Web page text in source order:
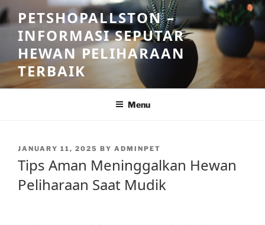
Skip
to
content
PETSHOPALLSTON –
INFORMASI SEPUTAR
HEWAN PELIHARAAN
TERBAIK
Menu
POSTED
ON
JANUARY 11, 2025 BY ADMINPET
Tips Aman Meninggalkan Hewan
Peliharaan Saat Mudik